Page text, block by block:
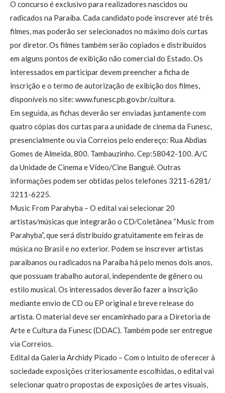
O concurso é exclusivo para realizadores nascidos ou
radicados na Paraíba. Cada candidato pode inscrever até três
filmes, mas poderão ser selecionados no máximo dois curtas
por diretor. Os filmes também serão copiados e distribuídos
em alguns pontos de exibição não comercial do Estado. Os
interessados em participar devem preencher a ficha de
inscrição e o termo de autorização de exibição dos filmes,
disponíveis no site: www.funesc.pb.gov.br/cultura.
Em seguida, as fichas deverão ser enviadas juntamente com
quatro cópias dos curtas para a unidade de cinema da Funesc,
presencialmente ou via Correios pelo endereço: Rua Abdias
Gomes de Almeida, 800. Tambauzinho. Cep:58042-100. A/C
da Unidade de Cinema e Vídeo/Cine Banguê. Outras
informações podem ser obtidas pelos telefones 3211-6281/
3211-6225.
Music From Parahyba – O edital vai selecionar 20
artistas⁄músicas que integrarão o CD⁄Coletânea “Music from
Parahyba”, que será distribuído gratuitamente em feiras de
música no Brasil e no exterior. Podem se inscrever artistas
paraibanos ou radicados na Paraíba há pelo menos dois anos,
que possuam trabalho autoral, independente de gênero ou
estilo musical. Os interessados deverão fazer a inscrição
mediante envio de CD ou EP original e breve release do
artista. O material deve ser encaminhado para a Diretoria de
Arte e Cultura da Funesc (DDAC). Também pode ser entregue
via Correios.
Edital da Galeria Archidy Picado – Com o intuito de oferecer à
sociedade exposições criteriosamente escolhidas, o edital vai
selecionar quatro propostas de exposições de artes visuais,